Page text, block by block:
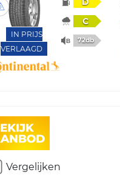
IN PRIJS
VERLAAGD
C
72db
Vergelijken